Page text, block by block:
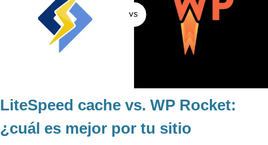
LiteSpeed cache ​​vs. WP Rocket:
¿cuál es mejor por tu sitio